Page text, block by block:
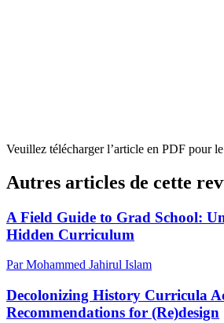
Veuillez télécharger l’article en PDF pour
Autres articles de cette
A Field Guide to Grad School:
Hidden Curriculum
Par Mohammed Jahirul Islam
Decolonizing History Curricula
Recommendations for (Re)design